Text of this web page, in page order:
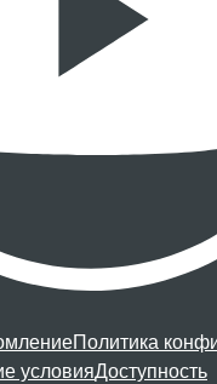
Политика
условияДоступность